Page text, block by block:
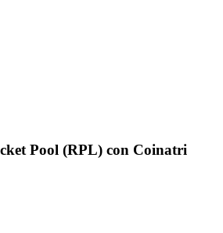
Pool (RPL) con Coinatri